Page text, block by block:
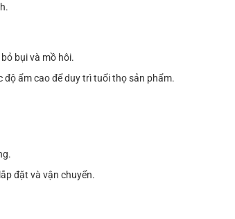
bụi và mồ hôi.
ẩm cao để duy trì tuổi thọ sản phẩm.
đặt và vận chuyển.